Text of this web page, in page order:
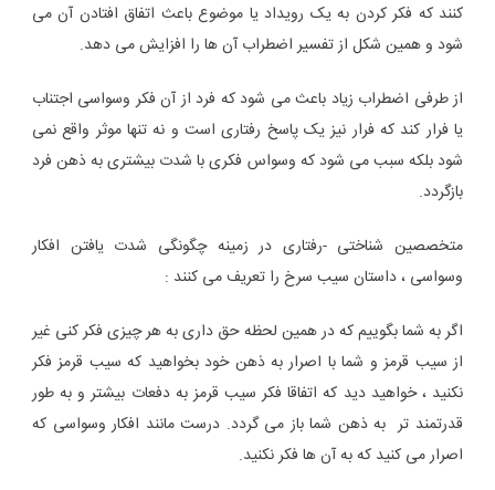
کنند که فکر کردن به یک رویداد یا موضوع باعث اتفاق افتادن آن می
شود و همین شکل از تفسیر اضطراب آن ها را افزایش می دهد.
از طرفی اضطراب زیاد باعث می شود که فرد از آن فکر وسواسی اجتناب
یا فرار کند که فرار نیز یک پاسخ رفتاری است و نه تنها موثر واقع نمی
شود بلکه سبب می شود که وسواس فکری با شدت بیشتری به ذهن فرد
بازگردد.
متخصصین شناختی -رفتاری در زمینه چگونگی شدت یافتن افکار
وسواسی ، داستان سیب سرخ را تعریف می کنند :
اگر به شما بگوییم که در همین لحظه حق داری به هر چیزی فکر کنی غیر
از سیب قرمز و شما با اصرار به ذهن خود بخواهید که سیب قرمز فکر
نکنید ، خواهید دید که اتفاقا فکر سیب قرمز به دفعات بیشتر و به طور
قدرتمند تر به ذهن شما باز می گردد. درست مانند افکار وسواسی که
اصرار می کنید که به آن ها فکر نکنید.